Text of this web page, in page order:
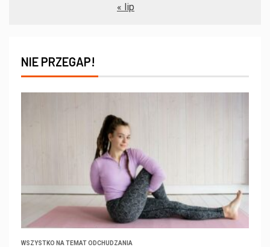
« lip
NIE PRZEGAP!
WSZYSTKO NA TEMAT ODCHUDZANIA